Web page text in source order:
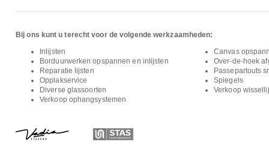
Bij ons kunt u terecht voor de volgende werkzaamheden:
Inlijsten
Canvas
Borduurwerken opspannen en inlijsten
Over-de-hoek
Reparatie lijsten
Passepartouts
Opplakservice
Spiegels
Diverse glassoorten
Verkoop
Verkoop ophangsystemen